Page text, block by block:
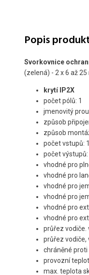
Popis
Svorkovnice
(zelená) - 2 x 6 až
krytí IP2X
počet pólů: 1
jmenovitý
způsob
způsob
počet vstupů: 1
počet výstupů:
vhodné pro
vhodné pro
vhodné pro
vhodné pro
vhodné pro
vhodné pro
průřez vodiče.
průřez vodiče,
chráněné proti
provozní
max. teplota